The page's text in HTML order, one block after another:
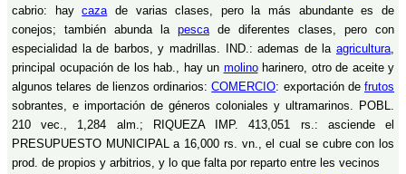
cabrio: haycazade varias clases, pero la más abundante es de
conejos; también abunda la pescade diferentes clases, pero con
especialidad la de barbos, y madrillas. IND.: ademas de la agricultura,
principal ocupación de los hab., hay un molinoharinero, otro de aceite y
algunos telares de lienzos ordinarios:COMERCIO: exportación de frutos
sobrantes, e importación de géneros coloniales y ultramarinos. POBL.
210 vec., 1,284 alm.; RIQUEZA IMP. 413,051 rs.: asciende el
PRESUPUESTO MUNICIPAL a 16,000 rs. vn., el cual se cubre con los
prod. de propios y arbitrios, y lo que falta por reparto entre les vecinos